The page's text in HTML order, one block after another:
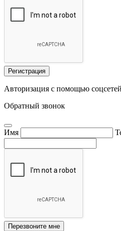
Регистрация
Авторизация с помощью соцсетей
Обратный звонок
Имя
Перезвоните мне